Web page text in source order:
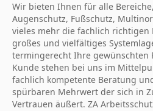
Wir bieten Ihnen für alle
Augenschutz, Fußschutz,
vieles mehr die fachlich richtigen
großes und vielfältiges
termingerecht Ihre gewünschten
Kunde stehen bei uns im
fachlich kompetente Beratung
spürbaren Mehrwert der sich in
Vertrauen äußert. ZA